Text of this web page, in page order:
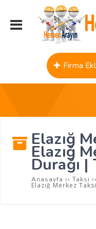
Firma
Elazığ
Elazığ
Durağı |
Anasayfa ›› Taksi ››
Elazığ Merkez